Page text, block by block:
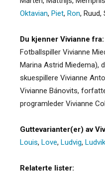
Oktavian, Piet, Ron, Ruud,
Du kjenner Vivianne fra:
Fotballspiller Vivianne
Marina Astrid Miedema),
skuespillere Vivianne
Vivianne Bánovits,
programleder Vivianne
Guttevarianter(er) av
Louis, Love, Ludvig, Ludvik
Relaterte lister: